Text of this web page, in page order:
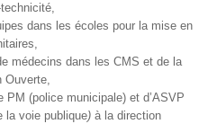
dans les écoles pour la mise en
médecins dans les CMS et de la
Ouverte,
PM (police municipale) et d’ASVP
la voie publique) à la direction